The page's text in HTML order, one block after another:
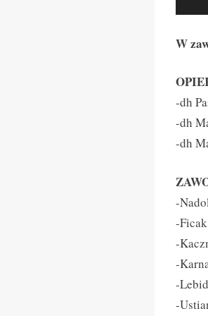
W
-dh
-dh
-dh
-
-
-
-
-
-